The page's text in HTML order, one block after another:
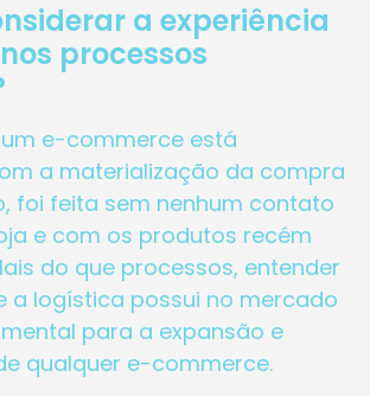
a experiência
processos
e-commerce está
a materialização da compra
foi feita sem nenhum contato
e com os produtos recém
do que processos, entender
a logística possui no mercado
para a expansão e
qualquer e-commerce.